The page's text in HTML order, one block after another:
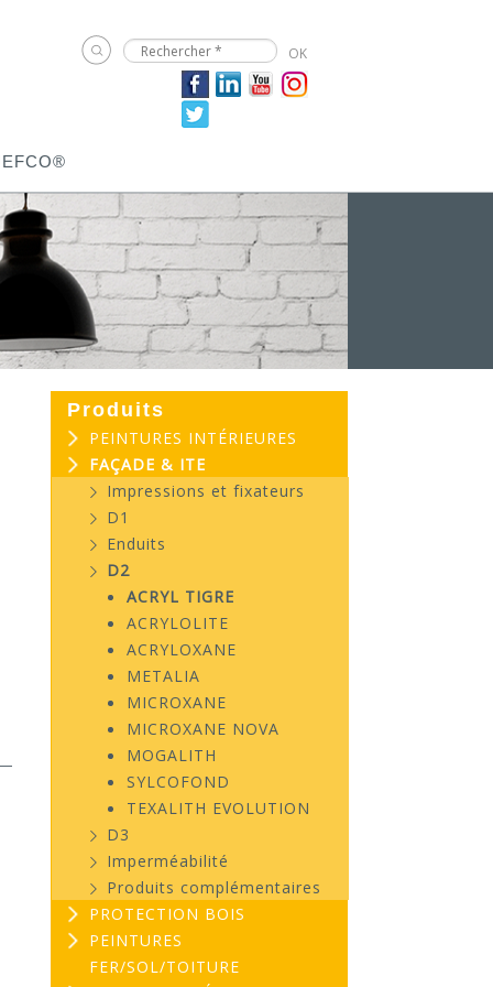
Produits
PEINTURES INTÉRIEURES
FAÇADE & ITE
Impressions et fixateurs
D1
Enduits
D2
ACRYL TIGRE
ACRYLOLITE
ACRYLOXANE
METALIA
MICROXANE
MICROXANE NOVA
MOGALITH
SYLCOFOND
TEXALITH EVOLUTION
D3
Imperméabilité
Produits complémentaires
PROTECTION BOIS
PEINTURES
FER/SOL/TOITURE